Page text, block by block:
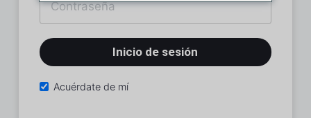
Acuérdate de mí